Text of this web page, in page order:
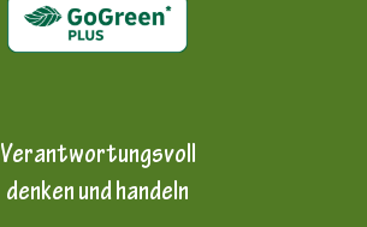
Verantwortungsvoll
denken und handeln